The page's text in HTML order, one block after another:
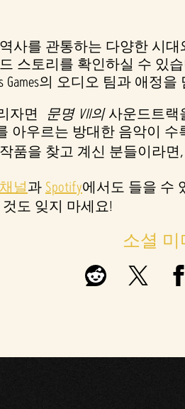
사를 관통하는 다양한 시
스토리를 확인하실 수 있
의 오디오 팀과 애
자면 문명 VII의사운드트랙
아우르는 방대한 음악이
품을 찾고 계신 분들이라
널과 Spotify에서도 들을 수
도 잊지 마세요!
소셜